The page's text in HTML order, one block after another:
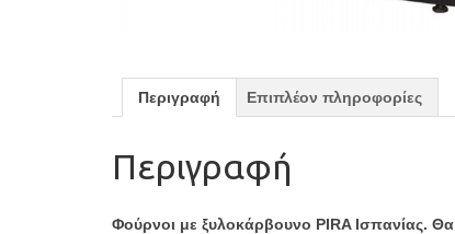
Περιγραφή Επιπλέον πληροφορίες
Περιγραφή
Φούρνοι με ξυλοκάρβουνο PIRA Ισπανίας. Θα